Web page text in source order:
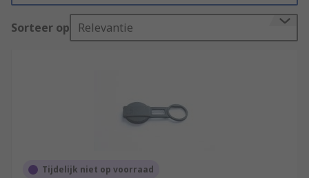
the connector.
What are circular connector seals used
Circular connector seals are designed to
withstand exposure to extreme temperatures,
a wide range of applications, in particular those
Sorteer op Relevantie
Tijdelijk niet op voorraad